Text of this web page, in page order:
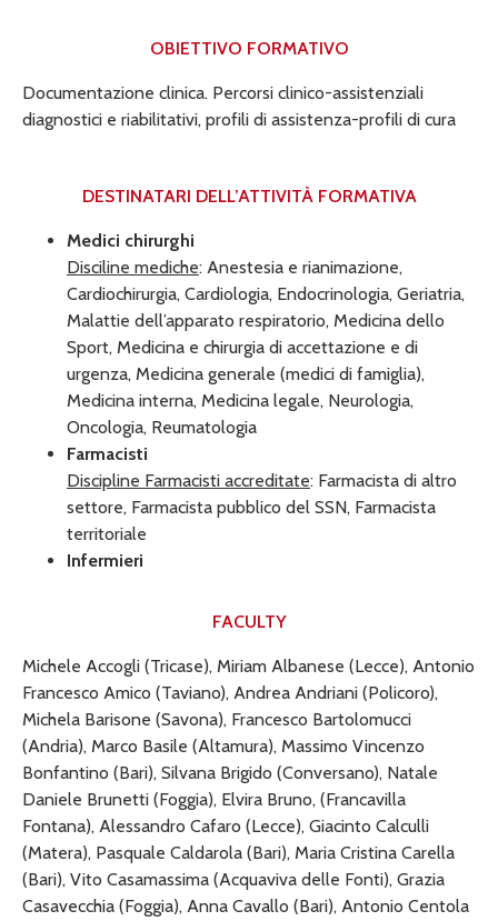
OBIETTIVO FORMATIVO
Documentazione clinica. Percorsi clinico-assistenziali
diagnostici e riabilitativi, profili di assistenza-profili di cura
DESTINATARI DELL’ATTIVITÀ FORMATIVA​
Medici chirurghi
Disciline mediche: Anestesia e rianimazione,
Cardiochirurgia, Cardiologia, Endocrinologia, Geriatria,
Malattie dell’apparato respiratorio, Medicina dello
Sport, Medicina e chirurgia di accettazione e di
urgenza, Medicina generale (medici di famiglia),
Medicina interna, Medicina legale, Neurologia,
Oncologia, Reumatologia
Farmacisti
Discipline Farmacisti accreditate: Farmacista di altro
settore, Farmacista pubblico del SSN, Farmacista
territoriale
Infermieri
FACULTY
Michele Accogli (Tricase), Miriam Albanese (Lecce), Antonio
Francesco Amico (Taviano), Andrea Andriani (Policoro),
Michela Barisone (Savona), Francesco Bartolomucci
(Andria), Marco Basile (Altamura), Massimo Vincenzo
Bonfantino (Bari), Silvana Brigido (Conversano), Natale
Daniele Brunetti (Foggia), Elvira Bruno, (Francavilla
Fontana), Alessandro Cafaro (Lecce), Giacinto Calculli
(Matera), Pasquale Caldarola (Bari), Maria Cristina Carella
(Bari), Vito Casamassima (Acquaviva delle Fonti), Grazia
Casavecchia (Foggia), Anna Cavallo (Bari), Antonio Centola